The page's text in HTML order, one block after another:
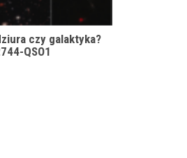
czy galaktyka?
QSO1